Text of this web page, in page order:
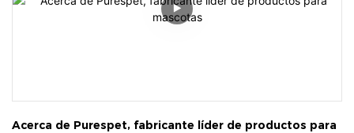
Acerca de Purespet, fabricante líder de productos para